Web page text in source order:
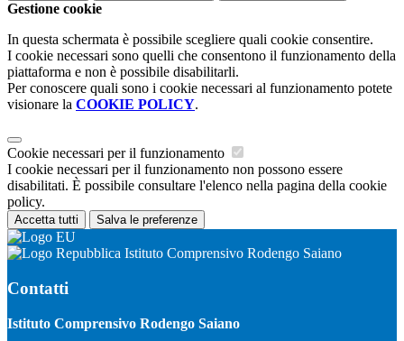
Gestione cookie
In questa schermata è possibile scegliere quali cookie consentire.
I cookie necessari sono quelli che consentono il funzionamento della
piattaforma e non è possibile disabilitarli.
Per conoscere quali sono i cookie necessari al funzionamento potete
visionare la COOKIE POLICY.
Cookie necessari per il funzionamento
I cookie necessari per il funzionamento non possono essere
disabilitati. È possibile consultare l'elenco nella pagina della cookie
policy.
Accetta tutti Salva le preferenze
Istituto Comprensivo Rodengo Saiano
Contatti
Istituto Comprensivo Rodengo Saiano